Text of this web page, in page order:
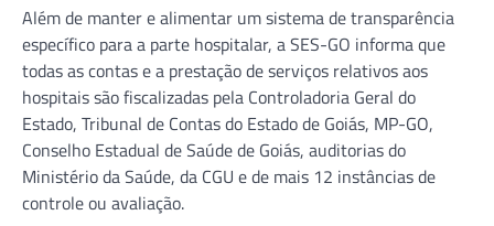
Além de manter e alimentar um sistema de transparência
específico para a parte hospitalar, a SES-GO informa que
todas as contas e a prestação de serviços relativos aos
hospitais são fiscalizadas pela Controladoria Geral do
Estado, Tribunal de Contas do Estado de Goiás, MP-GO,
Conselho Estadual de Saúde de Goiás, auditorias do
Ministério da Saúde, da CGU e de mais 12 instâncias de
controle ou avaliação.